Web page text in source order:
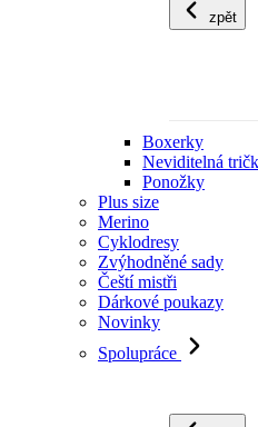
zpět
Boxerky
Neviditelná
Ponožky
Plus size
Merino
Cyklodresy
Zvýhodněné sady
Čeští mistři
Dárkové poukazy
Novinky
Spolupráce